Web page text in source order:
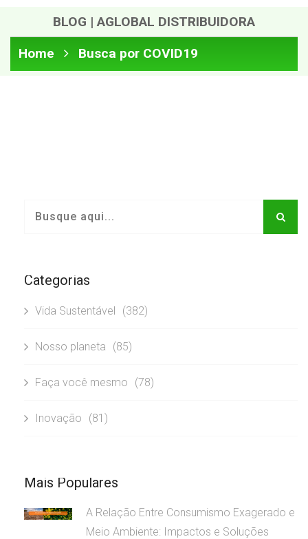
BLOG | AGLOBAL DISTRIBUIDORA
Home
Busca por COVID19
Categorias
Vida Sustentável (382)
Nosso planeta (85)
Faça você mesmo (78)
Inovação (81)
Mais Populares
A Relação Entre Consumismo Exagerado e
Meio Ambiente: Impactos e Soluções